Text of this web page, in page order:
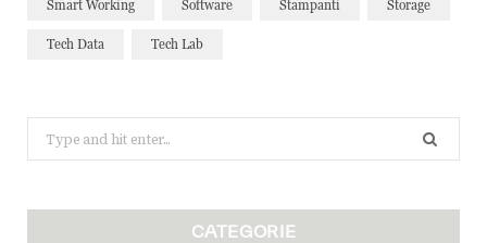
Smart Working Software Stampanti Storage
Tech Data Tech Lab
for:
CATEGORIE